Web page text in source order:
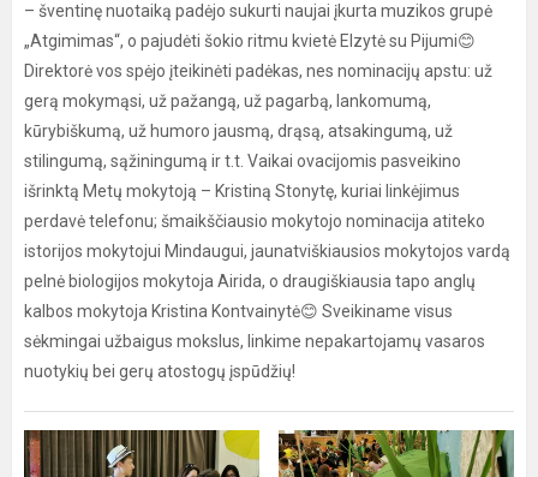
– šventinę nuotaiką padėjo sukurti naujai įkurta muzikos grupė
„Atgimimas“, o pajudėti šokio ritmu kvietė Elzytė su Pijumi😊
Direktorė vos spėjo įteikinėti padėkas, nes nominacijų apstu: už
gerą mokymąsi, už pažangą, už pagarbą, lankomumą,
kūrybiškumą, už humoro jausmą, drąsą, atsakingumą, už
stilingumą, sąžiningumą ir t.t. Vaikai ovacijomis pasveikino
išrinktą Metų mokytoją – Kristiną Stonytę, kuriai linkėjimus
perdavė telefonu; šmaikščiausio mokytojo nominacija atiteko
istorijos mokytojui Mindaugui, jaunatviškiausios mokytojos vardą
pelnė biologijos mokytoja Airida, o draugiškiausia tapo anglų
kalbos mokytoja Kristina Kontvainytė😊 Sveikiname visus
sėkmingai užbaigus mokslus, linkime nepakartojamų vasaros
nuotykių bei gerų atostogų įspūdžių!